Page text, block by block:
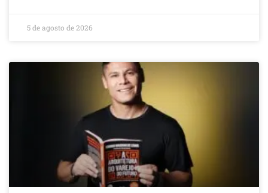
5 de agosto de 2026